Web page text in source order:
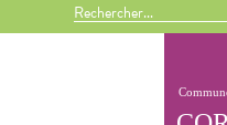
Panneau de gestion des cookies